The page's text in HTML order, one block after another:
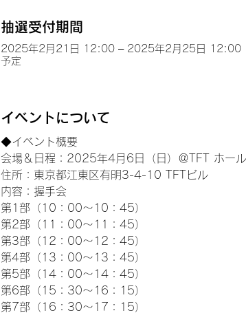
抽選受付期間
2025年2月21日 12:00 – 2025年2月25日 12:00
予定
イベントについて
◆イベント概要
会場＆日程：2025年4月6日（日）＠TFT ホー
住所：東京都江東区有明3-4-10 TFTビル
内容：握手会
第1部（10：00～10：45）
第2部（11：00～11：45）
第3部（12：00～12：45）
第4部（13：00～13：45）
第5部（14：00～14：45）
第6部（15：30～16：15）
第7部（16：30～17：15）